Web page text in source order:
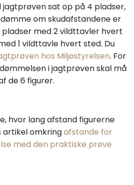
jagtprøven sat op på 4 pladser,
om skudafstandene er
med 2 vildttavler hvert
1 vildttavle hvert sted. Du
hos Miljøstyrelsen. For
i jagtprøven skal må
de 6 figurer.
hvor lang afstand figurerne
omkringafstande for
med den praktiske prøve